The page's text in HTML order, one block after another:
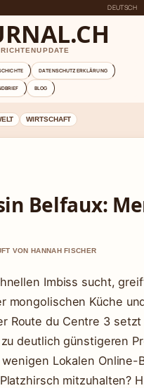
DEUTSCH
DATENSCHUTZERKLÄRUNG
BLOG
WIRTSCHAFT
Belfaux:
VON HANNAH FISCHER
Imbiss sucht,
mongolischen Küche
Route du Centre 3
deutlich günstigeren
Lokalen Online-
mitzuhalten?